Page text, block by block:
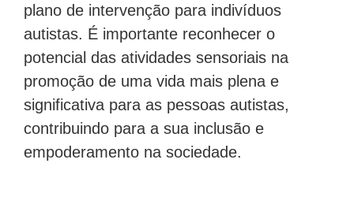
plano de intervenção para indivíduos
autistas. É importante reconhecer o
potencial das atividades sensoriais na
promoção de uma vida mais plena e
significativa para as pessoas autistas,
contribuindo para a sua inclusão e
empoderamento na sociedade.